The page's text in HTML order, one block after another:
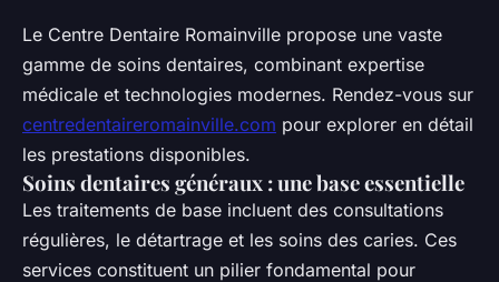
Le Centre Dentaire Romainville propose une vaste
gamme de soins dentaires, combinant expertise
médicale et technologies modernes. Rendez-vous sur
centredentaireromainville.com pour explorer en détail
les prestations disponibles.
Soins dentaires généraux : une base essentielle
Les traitements de base incluent des consultations
régulières, le détartrage et les soins des caries. Ces
services constituent un pilier fondamental pour